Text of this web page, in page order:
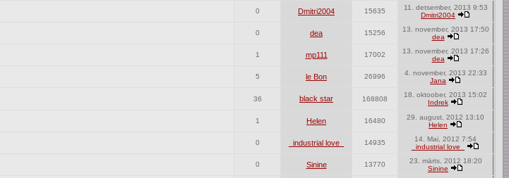
0 Dmitri2004 15635
11. detsember, 2013 9:53
Dmitri2004
0 dea 15256
13. november, 2013 17:50
dea
1 mp111 17002
13. november, 2013 17:26
dea
5 le Bon 26996
4. november, 2013 22:33
Jana
36 black star 168808
18. oktoober, 2013 15:02
Indrek
1 Helen 16480
29. august, 2012 13:10
Helen
0 _industrial love_ 14935
14. Mai, 2012 7:54
_industrial love_
0 Sinine 13770
23. märts, 2012 18:20
Sinine